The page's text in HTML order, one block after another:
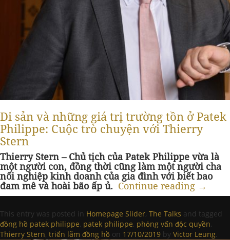
Di sản và những giá trị trường tồn ở Patek
Philippe: Cuộc trò chuyện với Thierry
Stern
Thierry Stern – Chủ tịch của Patek Philippe vừa là
một người con, đồng thời cũng làm một người cha
nối nghiệp kinh doanh của gia đình với biết bao
đam mê và hoài bão ấp ủ. Continue reading →
This entry was posted in Homepage Slider, The Talks and tagged
đồng hồ patek philippe, patek philippe, phỏng vấn độc quyền,
Thierry Stern, triển lãm đồng hồ on 17/10/2019 by Victor Leung.